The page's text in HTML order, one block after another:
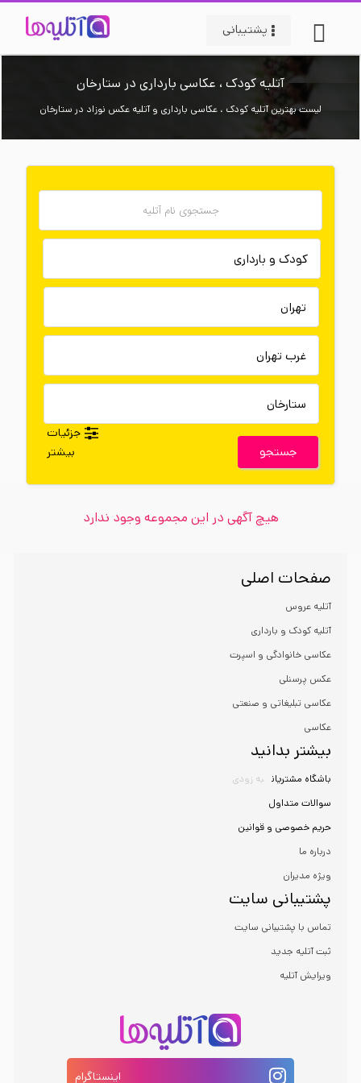
پشتیبانی
آتلیه کودک ، عکاسی بارداری در ستارخان
لیست بهترین آتلیه کودک ، عکاسی بارداری و آتلیه عکس نوزاد در ستارخان
جستجو
جزئیات
بیشتر
هیچ آگهی در این مجموعه وجود ندارد
صفحات اصلی
آتلیه عروس
آتلیه کودک و بارداری
عکاسی خانوادگی و اسپرت
عکس پرسنلی
عکاسی تبلیغاتی و صنعتی
عکاسی
بیشتر بدانید
باشگاه مشتریان به زودی
سوالات متداول
حریم خصوصی و قوانین
درباره ما
ویژه مدیران
پشتیبانی سایت
تماس با پشتیبانی سایت
ثبت آتلیه جدید
ویرایش آتلیه
اینستاگرام